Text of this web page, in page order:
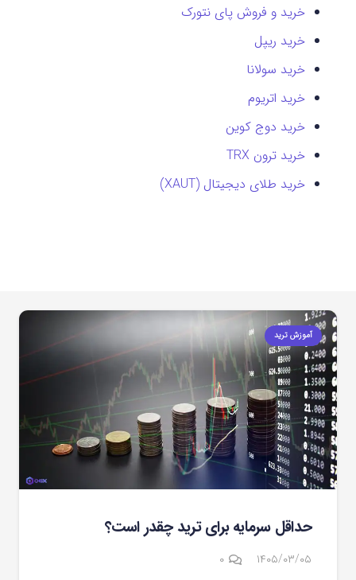
خرید و فروش پای نتورک
خرید ریپل
خرید سولانا
خرید اتریوم
خرید دوج کوین
خرید ترون TRX
خرید طلای دیجیتال (XAUT)
آموزش ترید
حداقل سرمایه برای ترید چقدر است؟
۱۴۰۵/۰۳/۰۵ ۰